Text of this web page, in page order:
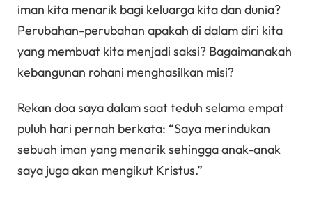
iman kita menarik bagi keluarga kita dan dunia?
Perubahan-perubahan apakah di dalam diri kita
yang membuat kita menjadi saksi? Bagaimanakah
kebangunan rohani menghasilkan misi?
Rekan doa saya dalam saat teduh selama empat
puluh hari pernah berkata: “Saya merindukan
sebuah iman yang menarik sehingga anak-anak
saya juga akan mengikut Kristus.”